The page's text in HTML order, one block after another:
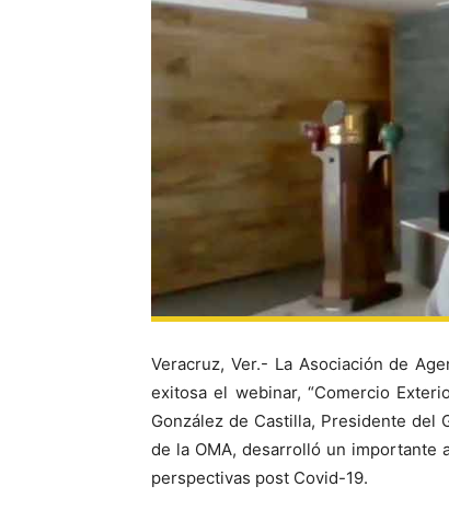
Veracruz, Ver.- La Asociación de
exitosa el webinar, “Comercio
González de Castilla, Presidente del
de la OMA, desarrolló un importante
perspectivas post Covid-19.